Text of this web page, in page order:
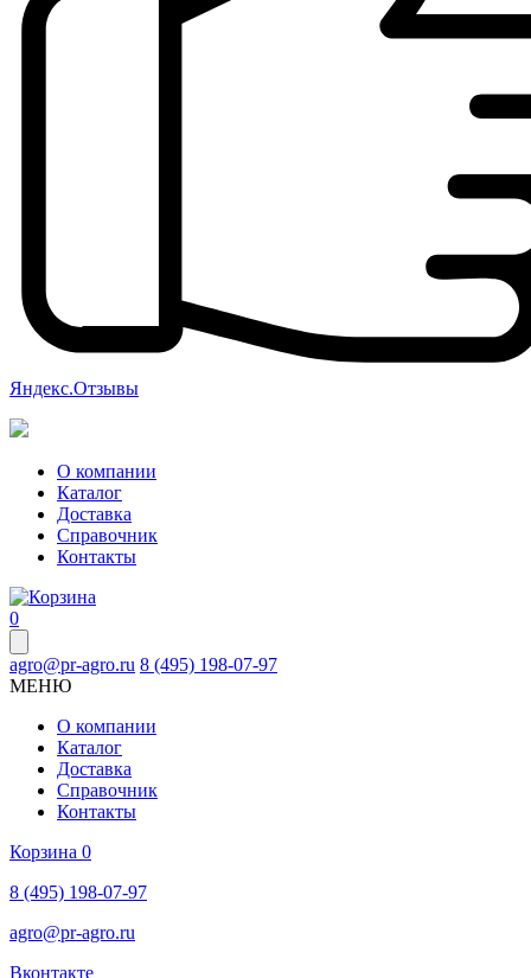
Яндекс.Отзывы
О компании
Каталог
Доставка
Справочник
Контакты
0
agro@pr-agro.ru 8 (495) 198-07-97
МЕНЮ
О компании
Каталог
Доставка
Справочник
Контакты
Корзина 0
8 (495) 198-07-97
agro@pr-agro.ru
Вконтакте